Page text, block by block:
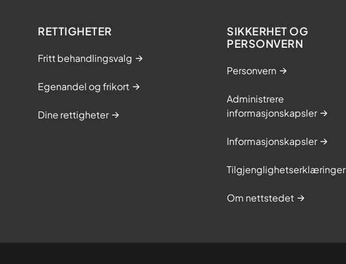
RETTIGHETER
Fritt behandlingsvalg
Egenandel og frikort
Dine rettigheter
SIKKERHET OG
PERSONVERN
Personvern
Administrere
informasjonskapsler
Informasjonskapsler
Tilgjenglighetserklæringer
Om nettstedet